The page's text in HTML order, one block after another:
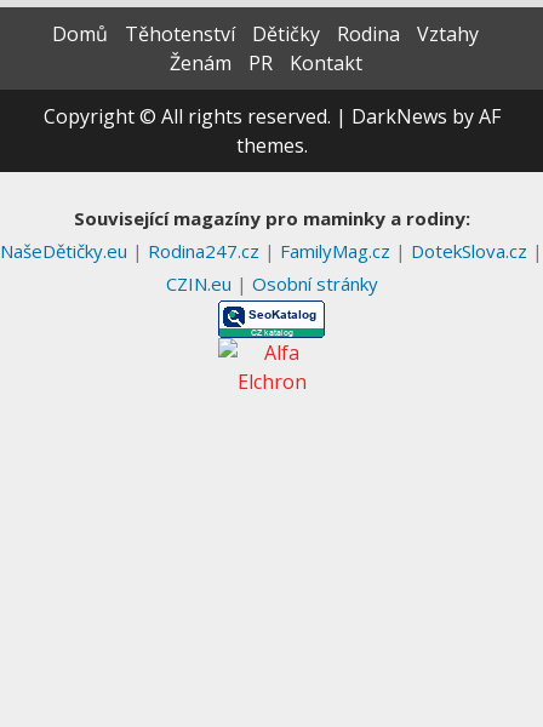
Domů Těhotenství Dětičky Rodina
Vztahy
Ženám
PR
Kontakt
Copyright © All rights reserved. | DarkNews by AF
themes.
Související magazíny pro maminky a rodiny:
NašeDětičky.eu | Rodina247.cz | FamilyMag.cz | DotekSlova.cz |
CZIN.eu | Osobní stránky